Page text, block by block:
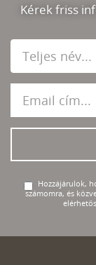
Kérek friss
Hozzájárulok,
számomra, és